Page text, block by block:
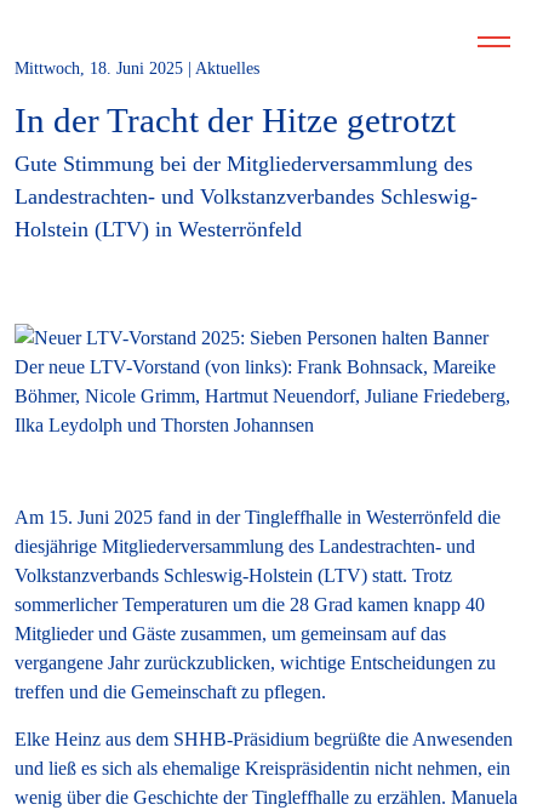
Mittwoch, 18. Juni 2025 | Aktuelles
In der Tracht der Hitze getrotzt
Gute Stimmung bei der Mitgliederversammlung des
Landestrachten- und Volkstanzverbandes Schleswig-
Holstein (LTV) in Westerrönfeld
Der neue LTV-Vorstand (von links): Frank Bohnsack, Mareike
Böhmer, Nicole Grimm, Hartmut Neuendorf, Juliane Friedeberg,
Ilka Leydolph und Thorsten Johannsen
Am 15. Juni 2025 fand in der Tingleffhalle in Westerrönfeld die
diesjährige Mitgliederversammlung des Landestrachten- und
Volkstanzverbands Schleswig-Holstein (LTV) statt. Trotz
sommerlicher Temperaturen um die 28 Grad kamen knapp 40
Mitglieder und Gäste zusammen, um gemeinsam auf das
vergangene Jahr zurückzublicken, wichtige Entscheidungen zu
treffen und die Gemeinschaft zu pflegen.
Elke Heinz aus dem SHHB-Präsidium begrüßte die Anwesenden
und ließ es sich als ehemalige Kreispräsidentin nicht nehmen, ein
wenig über die Geschichte der Tingleffhalle zu erzählen. Manuela